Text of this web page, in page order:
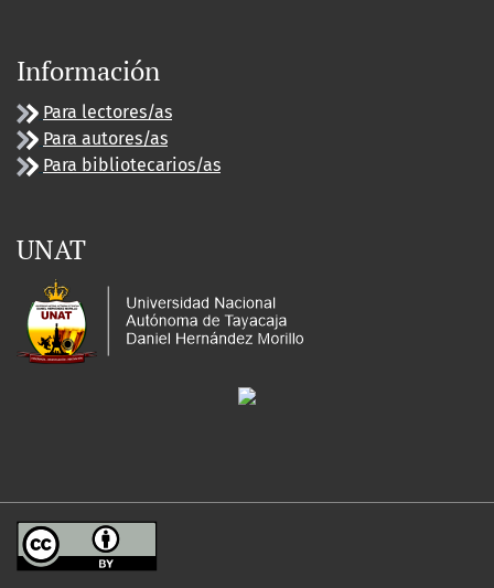
Información
Para lectores/as
Para autores/as
Para bibliotecarios/as
UNAT